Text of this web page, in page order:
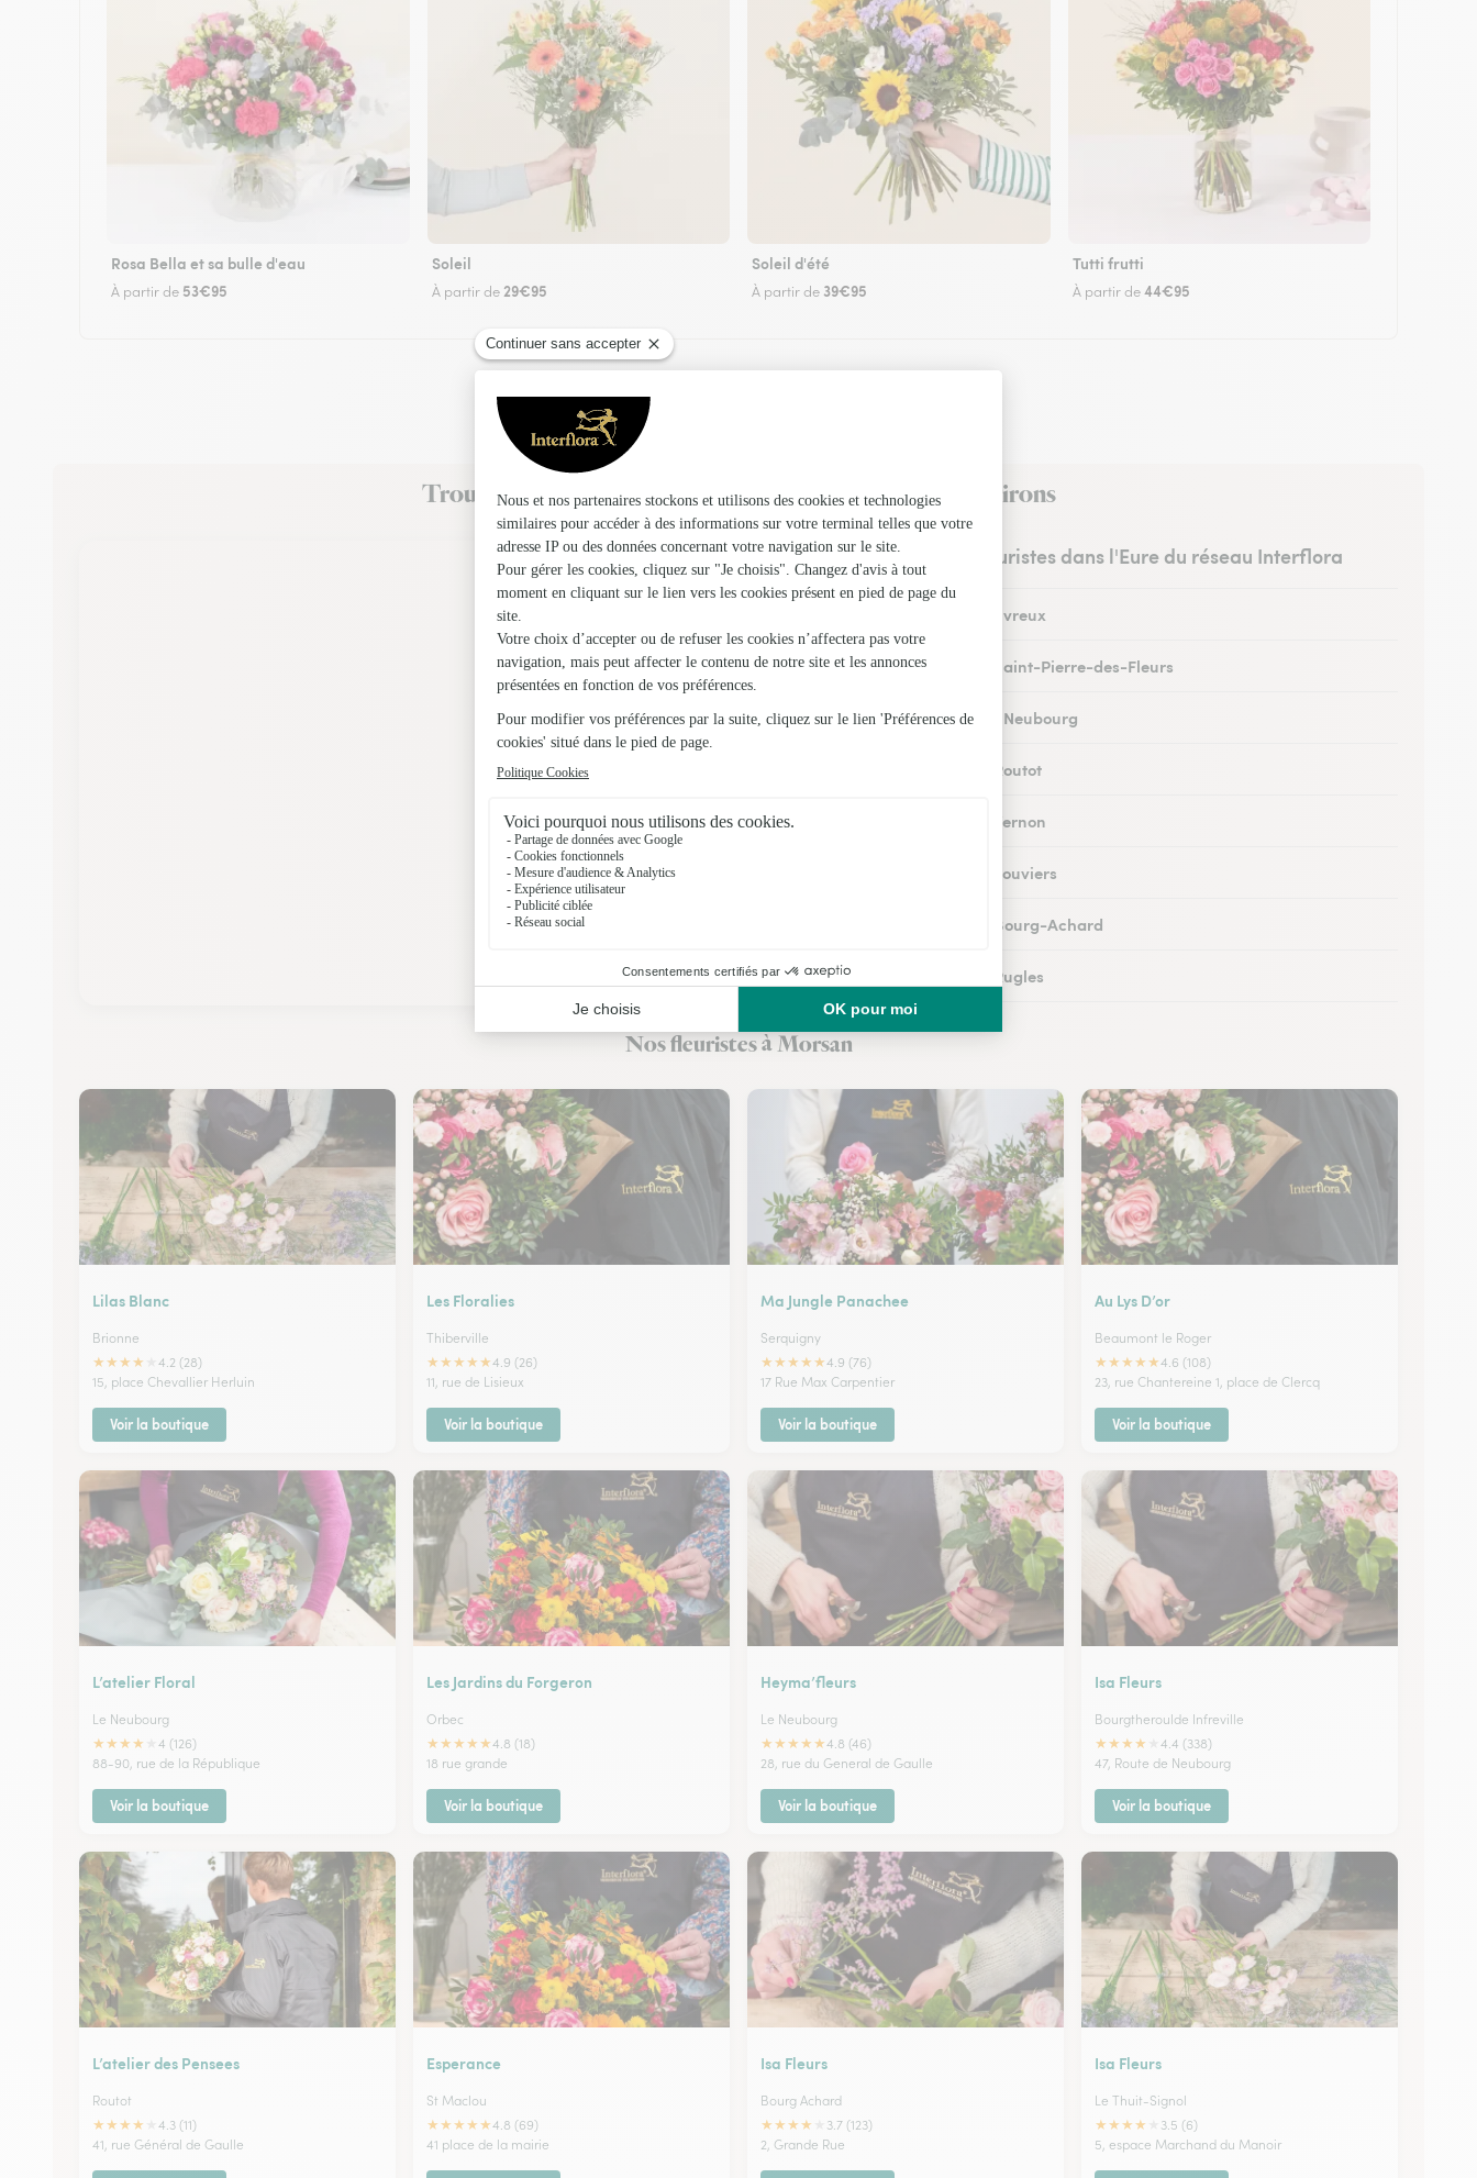
Rosa Bella et sa bulle d'eau
À partir de 53€95
Soleil
À partir de 29€95
Soleil d'été
À partir de 39€95
Tutti frutti
À partir de44€95
Trouvez un fleuriste Interflora à Morsan et dans ses environs
Les fleuristes dans l'Eure du réseau Interflora
Fleuristes à Évreux
Fleuristes à Saint-Pierre-des-Fleurs
Fleuristes au Neubourg
Fleuristes à Routot
Fleuristes à Vernon
Fleuristes à Louviers
Fleuristes à Bourg-Achard
Fleuristes à Rugles
Fleuristes à Breteuil
Nos fleuristes à Morsan
Lilas Blanc
Brionne
★★★★
4.2 (28)
15, place Chevallier Herluin
Voir la boutique
Les Floralies
Thiberville
★★★★★4.9 (26)
11, rue de Lisieux
Voir la boutique
Ma Jungle Panachee
Serquigny
★★★★★4.9 (76)
17 Rue Max Carpentier
Voir la boutique
Au Lys D’or
Beaumont le Roger
★★★★★4.6 (108)
23, rue Chantereine 1, place de Clercq
Voir la boutique
L’atelier Floral
Le Neubourg
★★★★
4 (126)
88-90, rue de la République
Voir la boutique
Les Jardins du Forgeron
Orbec
★★★★★4.8 (18)
18 rue grande
Voir la boutique
Heyma’fleurs
Le Neubourg
★★★★★4.8 (46)
28, rue du General de Gaulle
Voir la boutique
Isa Fleurs
Bourgtheroulde Infreville
★★★★
4.4 (338)
47, Route de Neubourg
Voir la boutique
L’atelier des Pensees
Routot
★★★★
4.3 (11)
41, rue Général de Gaulle
Esperance
St Maclou
★★★★★4.8 (69)
41 place de la mairie
Isa Fleurs
Bourg Achard
★★★★
3.7 (123)
2, Grande Rue
Isa Fleurs
Le Thuit-Signol
★★★★
3.5 (6)
5, espace Marchand du Manoir